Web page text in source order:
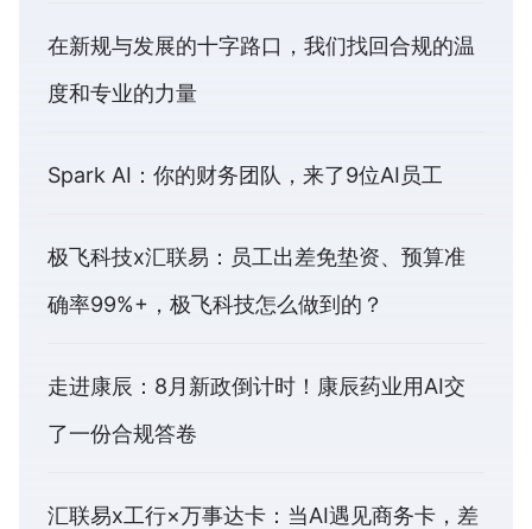
在新规与发展的十字路口，我们找回合规的温
度和专业的力量
Spark AI：你的财务团队，来了9位AI员工
极飞科技x汇联易：员工出差免垫资、预算准
确率99%+，极飞科技怎么做到的？
走进康辰：8月新政倒计时！康辰药业用AI交
了一份合规答卷
汇联易x工行×万事达卡：当AI遇见商务卡，差